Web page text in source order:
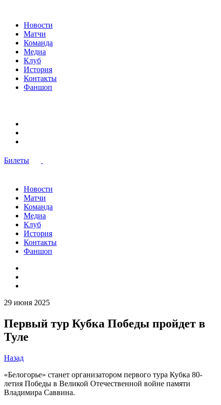
Новости
Матчи
Команда
Медиа
Клуб
История
Контакты
Фаншоп
Билеты
Новости
Матчи
Команда
Медиа
Клуб
История
Контакты
Фаншоп
29 июня 2025
Первый тур Кубка Победы пройдет в
Туле
Назад
«Белогорье» станет организатором первого тура Кубка 80-
летия Победы в Великой Отечественной войне памяти
Владимира Саввина.